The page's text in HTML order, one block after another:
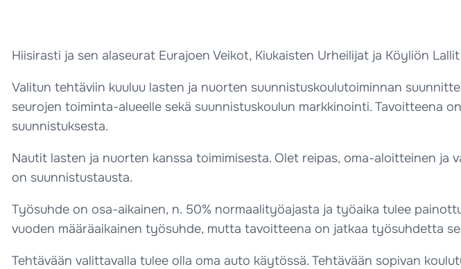
Hiisirasti ja sen alaseurat Eurajoen Veikot, Kiukaisten Urheilijat ja Köyliön
Valitun tehtäviin kuuluu lasten ja nuorten suunnistuskoulutoiminnan
seurojen toiminta-alueelle sekä suunnistuskoulun markkinointi. Tavoitteena
suunnistuksesta.
Nautit lasten ja nuorten kanssa toimimisesta. Olet reipas, oma-aloitteinen
on suunnistustausta.
Työsuhde on osa-aikainen, n. 50% normaalityöajasta ja työaika tulee
vuoden määräaikainen työsuhde, mutta tavoitteena on jatkaa työsuhdetta
Tehtävään valittavalla tulee olla oma auto käytössä. Tehtävään sopivan